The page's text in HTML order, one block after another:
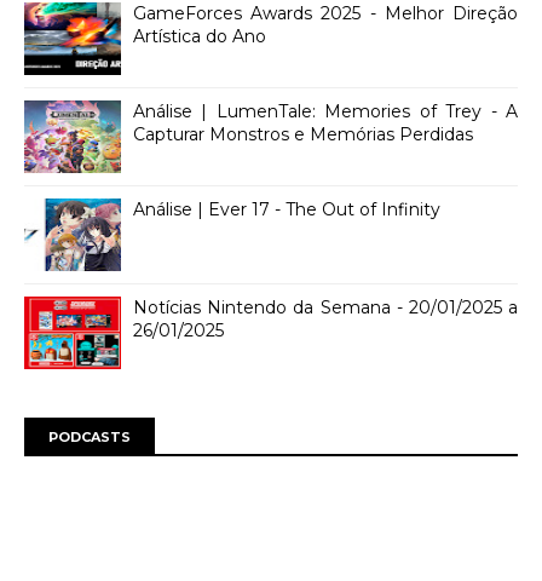
GameForces Awards 2025 - Melhor Direção
Artística do Ano
Análise | LumenTale: Memories of Trey - A
Capturar Monstros e Memórias Perdidas
Análise | Ever 17 - The Out of Infinity
Notícias Nintendo da Semana - 20/01/2025 a
26/01/2025
PODCASTS